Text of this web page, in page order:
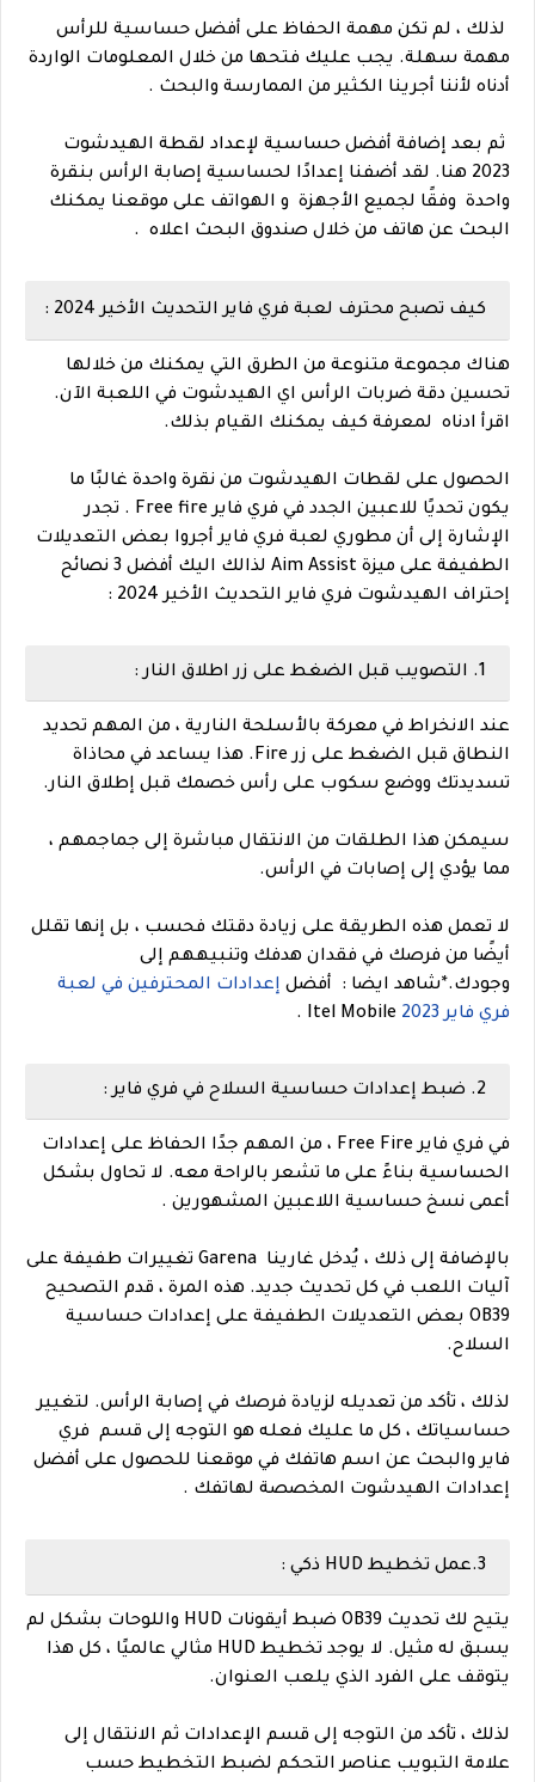
لذلك ، لم تكن مهمة الحفاظ على أفضل حساسية للرأس
مهمة سهلة. يجب عليك فتحها من خلال المعلومات الواردة
أدناه لأننا أجرينا الكثير من الممارسة والبحث .
ثم بعد إضافة أفضل حساسية لإعداد لقطة الهيدشوت
2023 هنا. لقد أضفنا إعدادًا لحساسية إصابة الرأس بنقرة
واحدة وفقًا لجميع الأجهزة و الهواتف على موقعنا يمكنك
البحث عن هاتف من خلال صندوق البحث اعلاه .
كيف تصبح محترف لعبة فري فاير التحديث الأخير 2024 :
هناك مجموعة متنوعة من الطرق التي يمكنك من خلالها
تحسين دقة ضربات الرأس اي الهيدشوت في اللعبة الآن.
اقرأ ادناه لمعرفة كيف يمكنك القيام بذلك.
الحصول على لقطات الهيدشوت من نقرة واحدة غالبًا ما
يكون تحديًا للاعبين الجدد في فري فاير Free fire . تجدر
الإشارة إلى أن مطوري لعبة فري فاير أجروا بعض التعديلات
الطفيفة على ميزة Aim Assist لذالك اليك أفضل 3 نصائح
إحتراف الهيدشوت فري فاير التحديث الأخير 2024 :
1. التصويب قبل الضغط على زر اطلاق النار :
عند الانخراط في معركة بالأسلحة النارية ، من المهم تحديد
النطاق قبل الضغط على زر Fire. هذا يساعد في محاذاة
تسديدتك ووضع سكوب على رأس خصمك قبل إطلاق النار.
سيمكن هذا الطلقات من الانتقال مباشرة إلى جماجمهم ،
مما يؤدي إلى إصابات في الرأس.
لا تعمل هذه الطريقة على زيادة دقتك فحسب ، بل إنها تقلل
أيضًا من فرصك في فقدان هدفك وتنبيههم إلى
وجودك.*شاهد ايضا : أفضل إعدادات المحترفين في لعبة
فري فاير 2023
2. ضبط إعدادات حساسية السلاح في فري فاير :
في فري فاير Free Fire ، من المهم جدًا الحفاظ على إعدادات
الحساسية بناءً على ما تشعر بالراحة معه. لا تحاول بشكل
أعمى نسخ حساسية اللاعبين المشهورين .
بالإضافة إلى ذلك ، يُدخل غارينا Garena تغييرات طفيفة على
آليات اللعب في كل تحديث جديد. هذه المرة ، قدم التصحيح
OB39 بعض التعديلات الطفيفة على إعدادات حساسية
السلاح.
لذلك ، تأكد من تعديله لزيادة فرصك في إصابة الرأس. لتغيير
حساسياتك ، كل ما عليك فعله هو التوجه إلى قسم فري
فاير والبحث عن اسم هاتفك في موقعنا للحصول على أفضل
إعدادات الهيدشوت المخصصة لهاتفك .
3.عمل تخطيط HUD ذكي :
يتيح لك تحديث OB39 ضبط أيقونات HUD واللوحات بشكل لم
يسبق له مثيل. لا يوجد تخطيط HUD مثالي عالميًا ، كل هذا
يتوقف على الفرد الذي يلعب العنوان.
لذلك ، تأكد من التوجه إلى قسم الإعدادات ثم الانتقال إلى
علامة التبويب عناصر التحكم لضبط التخطيط حسب